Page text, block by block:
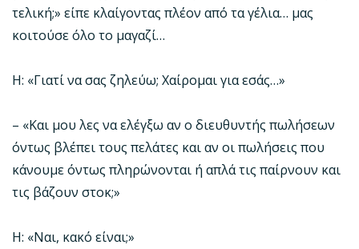
τελική;» είπε κλαίγοντας πλέον από τα γέλια… μας
κοιτούσε όλο το μαγαζί…
Η: «Γιατί να σας ζηλεύω; Χαίρομαι για εσάς…»
– «Και μου λες να ελέγξω αν ο διευθυντής πωλήσεων
όντως βλέπει τους πελάτες και αν οι πωλήσεις που
κάνουμε όντως πληρώνονται ή απλά τις παίρνουν και
τις βάζουν στοκ;»
Η: «Ναι, κακό είναι;»